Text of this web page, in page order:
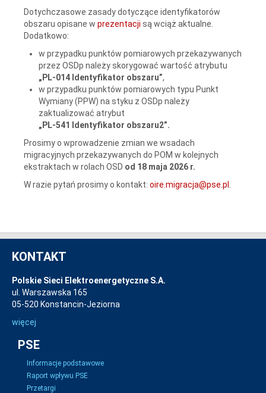
Dotychczasowe zasady dotyczące identyfikatorów
obszaru opisane w prezentacji są wciąż aktualne.
Dodatkowo:
w przypadku punktów pomiarowych przekazywanych
przez OSDp należy skorygować wartość atrybutu
„PL-014 Identyfikator obszaru”,
w przypadku punktów pomiarowych typu Punkt
Wymiany (PPW) na styku z OSDp należy
zaktualizować atrybut
„PL-541 Identyfikator obszaru2”.
Prosimy o wprowadzenie zmian we wsadach
migracyjnych przekazywanych do POM w kolejnych
ekstraktach w rolach OSD od 18 maja 2026 r.
W razie pytań prosimy o kontakt: oire.migracja@pse.pl .
KONTAKT
Polskie Sieci Elektroenergetyczne S.A.
ul. Warszawska 165
05-520 Konstancin-Jeziorna
więcej
PSE
Informacje podstawowe
Raport wpływu PSE
Przetargi